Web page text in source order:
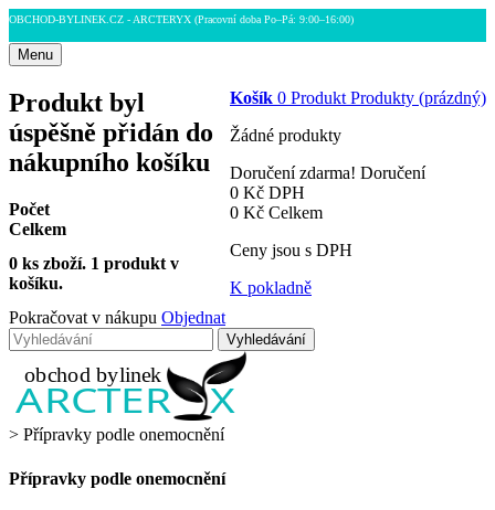
OBCHOD-BYLINEK.CZ - ARCTERYX (Pracovní doba Po–Pá: 9:00–16:00)
Menu
Košík 0 Produkt Produkty (prázdný)
Žádné produkty
Doručení zdarma! Doručení
0 Kč DPH
0 Kč Celkem
Ceny jsou s DPH
K pokladně
Produkt byl
úspěšně přidán do
nákupního košíku
Počet
Celkem
0 ks zboží. 1 produkt v
košíku.
Pokračovat v nákupu Objednat
Vyhledávání
> Přípravky podle onemocnění
Přípravky podle onemocnění